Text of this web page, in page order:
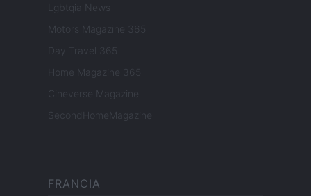
Lgbtqia News
Motors Magazine 365
Day Travel 365
Home Magazine 365
Cineverse Magazine
SecondHomeMagazine
FRANCIA